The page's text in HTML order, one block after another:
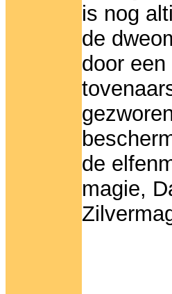
is nog
de
door
de
magie,